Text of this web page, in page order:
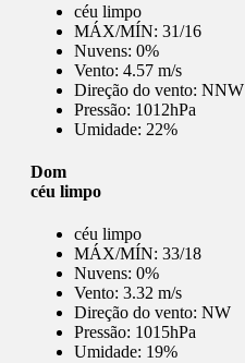
céu limpo
MÁX/MÍN: 31/16
Nuvens: 0%
Vento: 4.57 m/s
Direção do vento: NNW
Pressão: 1012hPa
Umidade: 22%
Dom
céu limpo
céu limpo
MÁX/MÍN: 33/18
Nuvens: 0%
Vento: 3.32 m/s
Direção do vento: NW
Pressão: 1015hPa
Umidade: 19%